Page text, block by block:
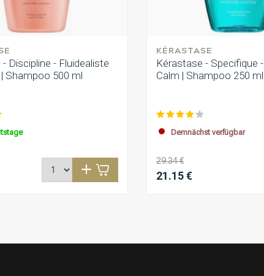
Discipline - Fluidealiste
Shampoo 500 ml
KÉRASTASE
Kérastase - Specifique
Calm | Shampoo 250 ml
Demnächst verfügbar
29.34 €
21.15 €